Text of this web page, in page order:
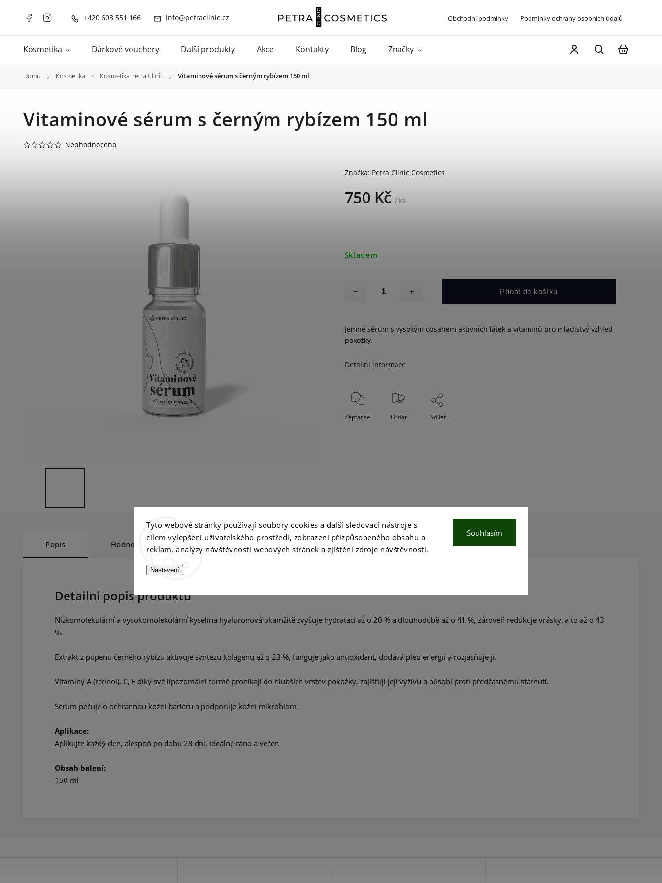
Tyto webové stránky používají soubory cookies a další sledovací nástroje s
cílem vylepšení uživatelského prostředí, zobrazení přizpůsobeného obsahu a
reklam, analýzy návštěvnosti webových stránek a zjištění zdroje návštěvnosti.
Nastavení
Souhlasím
+420 603 551 166 info@petraclinic.cz Obchodní podmínky Podmínky ochrany osobních údajů
Kosmetika Dárkové vouchery Další produkty Akce Kontakty Blog Značky
Domů / Kosmetika / Kosmetika Petra Clinic / Vitaminové sérum s černým rybízem 150 ml
Vitaminové sérum s černým rybízem 150 ml
Neohodnoceno
Značka: Petra Clinic Cosmetics
750 Kč / ks
Skladem
Přidat do košíku
Jemné sérum s vysokým obsahem aktivních látek a vitaminů pro mladistvý vzhled
pokožky.
Detailní informace
Zeptat se Hlídat Sdílet
Popis Hodnocení Diskuze
Detailní popis produktu
Nízkomolekulární a vysokomolekulární kyselina hyaluronová okamžitě zvyšuje hydrataci až o 20 % a dlouhodobě až o 41 %, zároveň redukuje vrásky, a to až o 43
%.
Extrakt z pupenů černého rybízu aktivuje syntézu kolagenu až o 23 %, funguje jako antioxidant, dodává pleti energii a rozjasňuje ji.
Vitaminy A (retinol), C, E díky své lipozomální formě pronikají do hlubších vrstev pokožky, zajišťují její výživu a působí proti předčasnému stárnutí.
Sérum pečuje o ochrannou kožní bariéru a podporuje kožní mikrobiom.
Aplikace:
Aplikujte každý den, alespoň po dobu 28 dní, ideálně ráno a večer.
Obsah balení:
150 ml